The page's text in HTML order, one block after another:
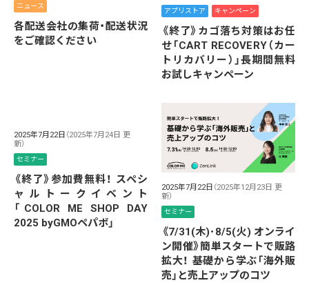
ニュース
各配送会社の集荷・配送状況
をご確認ください
アプリストア キャンペーン
《終了》カゴ落ち対策はお任
せ「CART RECOVERY（カー
トリカバリー）」長期間無料
お試しキャンペーン
2025年7月22日 （2025年7月24日 更
新）
セミナー
《終了》参加費無料！ スペシ
ャルトークイベント
「COLOR ME SHOP DAY
2025 byGMOペパボ」
2025年7月22日 （2025年12月23日 更
新）
セミナー
《7/31(木)･8/5(火) オンライ
ン開催》簡単スタートで販路
拡大！ 基礎から学ぶ「海外販
売」と売上アップのコツ